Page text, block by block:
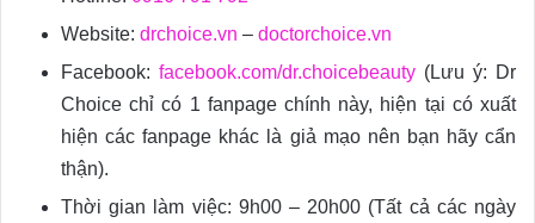
Website: drchoice.vn – doctorchoice.vn
Facebook: facebook.com/dr.choicebeauty (Lưu ý: Dr
Choice chỉ có 1 fanpage chính này, hiện tại có xuất
hiện các fanpage khác là giả mạo nên bạn hãy cẩn
thận).
Thời gian làm việc: 9h00 – 20h00 (Tất cả các ngày